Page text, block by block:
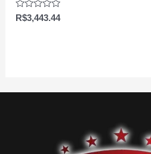
Avaliação
R$3,443.44